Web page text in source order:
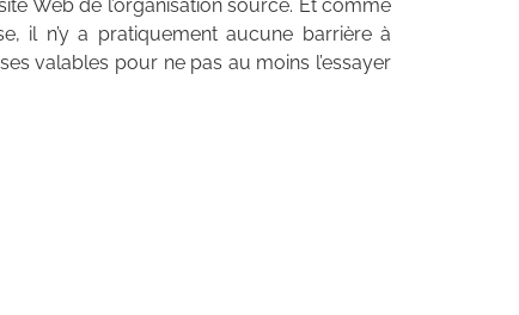
Web de l’organisation source. Et comme
il n’y a pratiquement aucune barrière à
valables pour ne pas au moins l’essayer